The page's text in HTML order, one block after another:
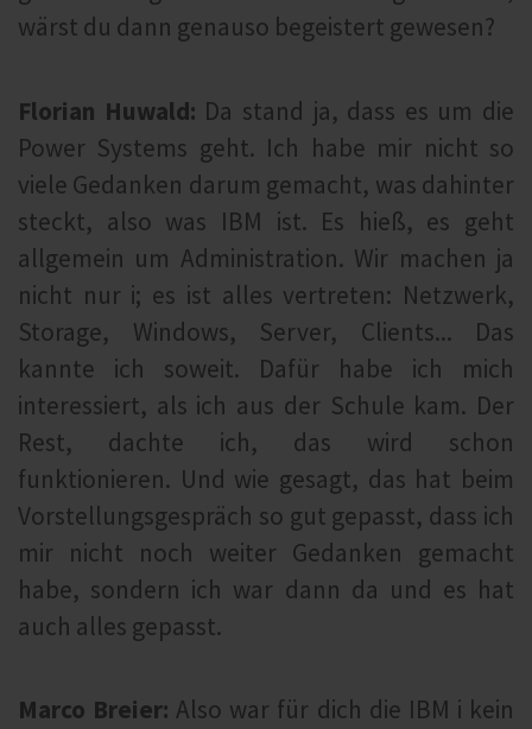
wärst du dann genauso begeistert gewesen?
Florian Huwald: Da stand ja, dass es um die
Power Systems geht. Ich habe mir nicht so
viele Gedanken darum gemacht, was dahinter
steckt, also was IBM ist. Es hieß, es geht
allgemein um Administration. Wir machen ja
nicht nur i; es ist alles vertreten: Netzwerk,
Storage, Windows, Server, Clients... Das
kannte ich soweit. Dafür habe ich mich
interessiert, als ich aus der Schule kam. Der
Rest, dachte ich, das wird schon
funktionieren. Und wie gesagt, das hat beim
Vorstellungsgespräch so gut gepasst, dass ich
mir nicht noch weiter Gedanken gemacht
habe, sondern ich war dann da und es hat
auch alles gepasst.
Marco Breier:Also war für dich die IBM i kein